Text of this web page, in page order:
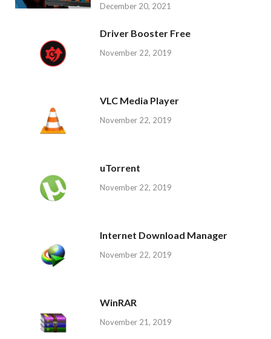
December 20, 2021
Driver Booster Free
November 22, 2019
VLC Media Player
November 22, 2019
uTorrent
November 22, 2019
Internet Download Manager
November 22, 2019
WinRAR
November 21, 2019